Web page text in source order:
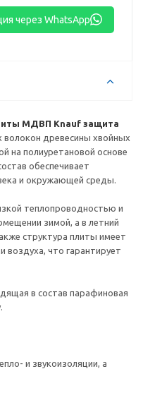
через WhatsApp
МДВП Knauf защита
волокон древесины хвойных
на полиуретановой основе
обеспечивает
и окружающей среды.
теплопроводностью и
зимой, а в летний
структура плиты имеет
воздуха, что гарантирует
в состав парафиновая
и звукоизоляции, а